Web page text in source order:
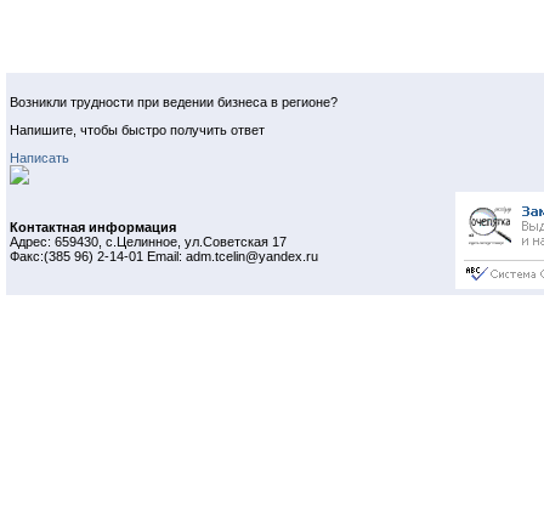
Возникли трудности при ведении бизнеса в регионе?
Напишите, чтобы быстро получить ответ
Написать
Контактная информация
Адрес: 659430, с.Целинное, ул.Советская 17
Факс:(385 96) 2-14-01 Email: adm.tcelin@yandex.ru